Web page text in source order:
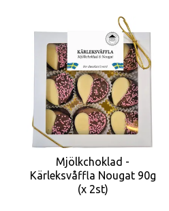
Mjölkchoklad -
Kärleksvåffla Nougat 90g
(x 2st)